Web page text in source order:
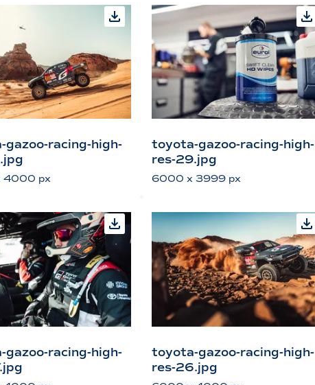
racing-high-
4000 px
toyota-gazoo-racing-high-
res-29.jpg
6000 x 3999 px
racing-high-
toyota-gazoo-racing-high-
res-26.jpg